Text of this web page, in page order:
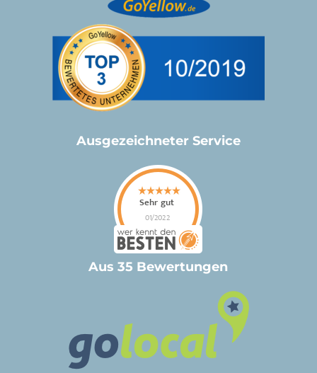
Ausgezeichneter Service
Aus 35 Bewertungen